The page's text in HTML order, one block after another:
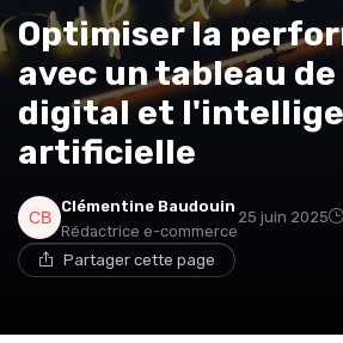
Optimiser la
avec un tableau
digital et
artificielle
Clémentine Baudouin
Rédactrice e-commerce
25 juin 2025
Partager cette page